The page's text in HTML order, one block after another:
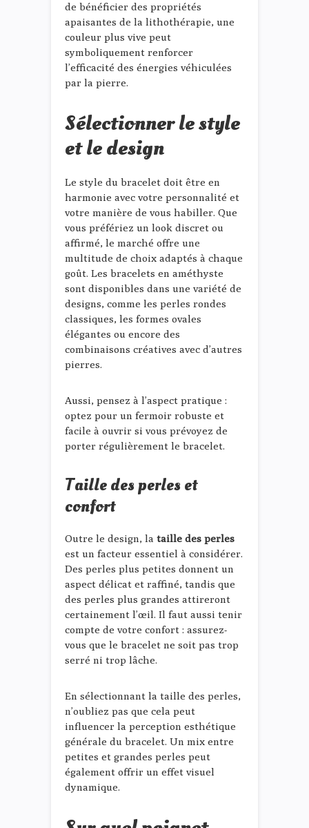
de bénéficier des propriétés
apaisantes de la lithothérapie, une
couleur plus vive peut
symboliquement renforcer
l’efficacité des énergies véhiculées
par la pierre.
Sélectionner le style
et le design
Le style du bracelet doit être en
harmonie avec votre personnalité et
votre manière de vous habiller. Que
vous préfériez un look discret ou
affirmé, le marché offre une
multitude de choix adaptés à chaque
goût. Les bracelets en améthyste
sont disponibles dans une variété de
designs, comme les perles rondes
classiques, les formes ovales
élégantes ou encore des
combinaisons créatives avec d’autres
pierres.
Aussi, pensez à l’aspect pratique :
optez pour un fermoir robuste et
facile à ouvrir si vous prévoyez de
porter régulièrement le bracelet.
Taille des perles et
confort
Outre le design, la taille des perles
est un facteur essentiel à considérer.
Des perles plus petites donnent un
aspect délicat et raffiné, tandis que
des perles plus grandes attireront
certainement l’œil. Il faut aussi tenir
compte de votre confort : assurez-
vous que le bracelet ne soit pas trop
serré ni trop lâche.
En sélectionnant la taille des perles,
n’oubliez pas que cela peut
influencer la perception esthétique
générale du bracelet. Un mix entre
petites et grandes perles peut
également offrir un effet visuel
dynamique.